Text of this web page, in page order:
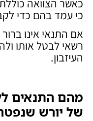
כאשר הצוואה
כי עמד בהם כדי
אם התנאי אינו
רשאי לבטל אותו
העיזבון.
מהם התנאים
של יורש